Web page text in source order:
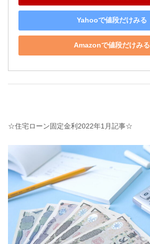
Yahooで値段だけみる
Amazonで値段だけみる
☆住宅ローン固定金利2022年1月記事☆